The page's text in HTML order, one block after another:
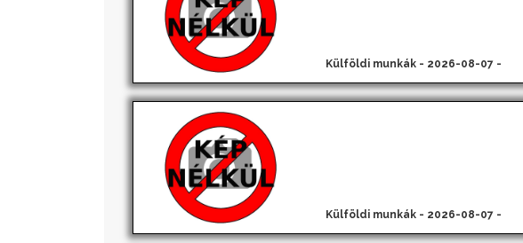
Külföldi munkák - 2026-08-07 -
Külföldi munkák - 2026-08-07 -